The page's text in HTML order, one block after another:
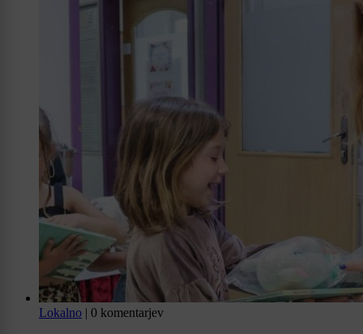
Lokalno | 0 komentarjev